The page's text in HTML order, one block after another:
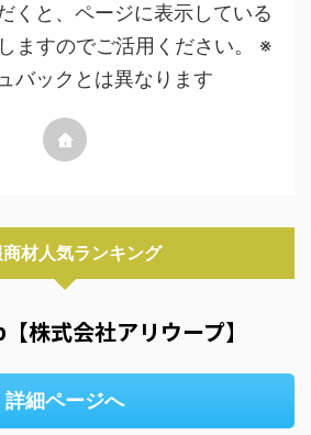
くと、ページに表示している
ますのでご活用ください。 ※
バックとは異なります
材人気ランキング
株式会社アリウープ】
詳細ページへ